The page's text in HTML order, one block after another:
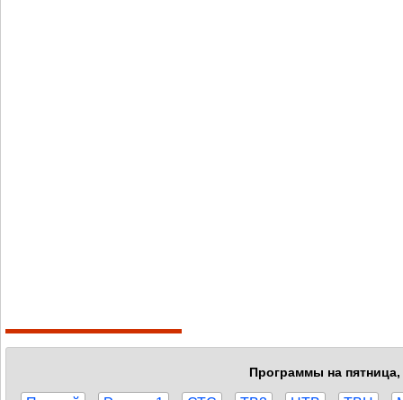
Программы на пятница,